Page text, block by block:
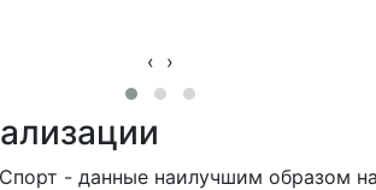
‹ ›
- данные наилучшим образом